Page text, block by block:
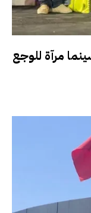
مرآة للوجع